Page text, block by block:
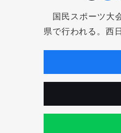
国民スポーツ大
県で行われる。西